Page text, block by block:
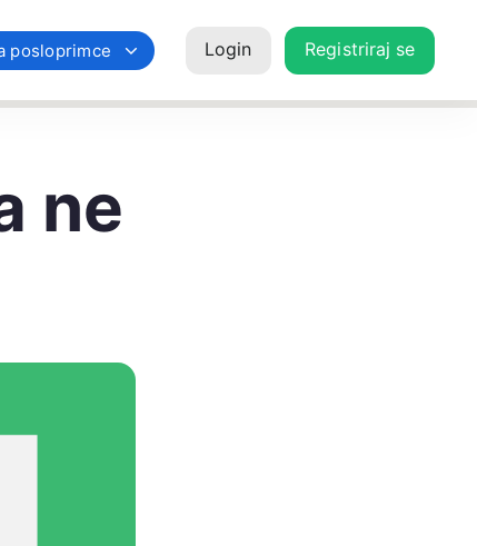
posloprimce Login Registriraj se
ne